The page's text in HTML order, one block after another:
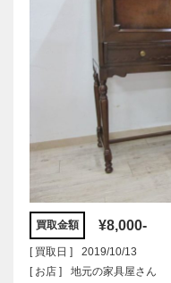
買取金額 ¥8,000-
[ 買取日 ]
2019/10/13
[ お店 ]
地元の家具屋さん